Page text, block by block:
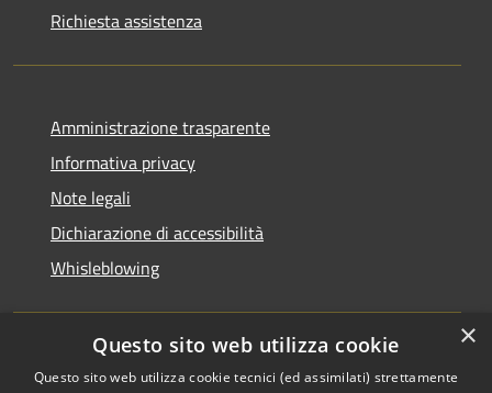
Richiesta assistenza
Amministrazione trasparente
Informativa privacy
Note legali
Dichiarazione di accessibilità
Whisleblowing
RSS
Copyright © 2026 • Comune di
×
Questo sito web utilizza cookie
Questo sito web utilizza cookie tecnici (ed assimilati) strettamente